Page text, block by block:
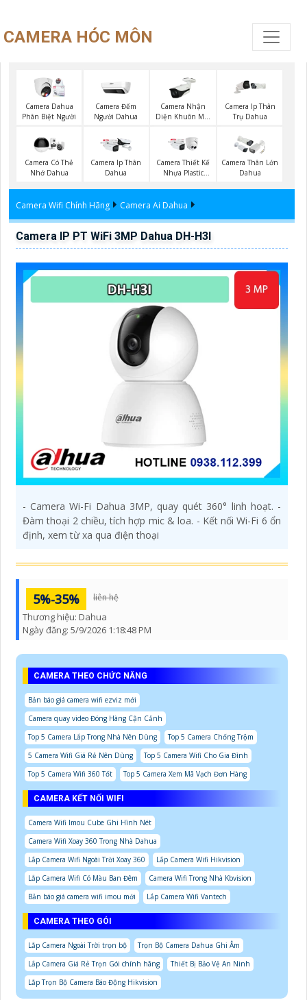
CAMERA HÓC MÔN
Camera Dahua
Phân Biệt Người
Camera Đếm
Người Dahua
Camera Nhận
Diện Khuôn Mặt
Camera Ip Thân
Trụ Dahua
Camera Có Thẻ
Nhớ Dahua
Camera Ip Thân
Dahua
Camera Thiết Kế
Nhựa Plastic
Camera Thân Lớn
Dahua
Camera Wifi Chính Hãng Camera Ai Dahua
Camera IP PT WiFi 3MP Dahua DH-H3I
- Camera Wi-Fi Dahua 3MP, quay quét 360° linh hoạt. -
Đàm thoại 2 chiều, tích hợp mic & loa. - Kết nối Wi-Fi 6 ổn
định, xem từ xa qua điện thoại
5%-35% liên hệ
Thương hiệu: Dahua
Ngày đăng: 5/9/2026 1:18:48 PM
CAMERA THEO CHỨC NĂNG
Bản báo giá camera wifi ezviz mới
Camera quay video Đóng Hàng Cận Cảnh
Top 5 Camera Lắp Trong Nhà Nên Dùng
Top 5 Camera Chống Trộm
5 Camera Wifi Giá Rẻ Nên Dùng
Top 5 Camera Wifi Cho Gia Đình
Top 5 Camera Wifi 360 Tốt
Top 5 Camera Xem Mã Vạch Đơn Hàng
CAMERA KẾT NỐI WIFI
Camera Wifi Imou Cube Ghi Hình Nét
Camera Wifi Xoay 360 Trong Nhà Dahua
Lắp Camera Wifi Ngoài Trời Xoay 360
Lắp Camera Wifi Hikvision
Lắp Camera Wifi Có Màu Ban Đêm
Camera Wifi Trong Nhà Kbvision
Bản báo giá camera wifi imou mới
Lắp Camera Wifi Vantech
CAMERA THEO GÓI
Lắp Camera Ngoài Trời trọn bộ
Trọn Bộ Camera Dahua Ghi Âm
Lắp Camera Giá Rẻ Trọn Gói chính hãng
Thiết Bị Bảo Vệ An Ninh
Lắp Trọn Bộ Camera Báo Động Hikvision